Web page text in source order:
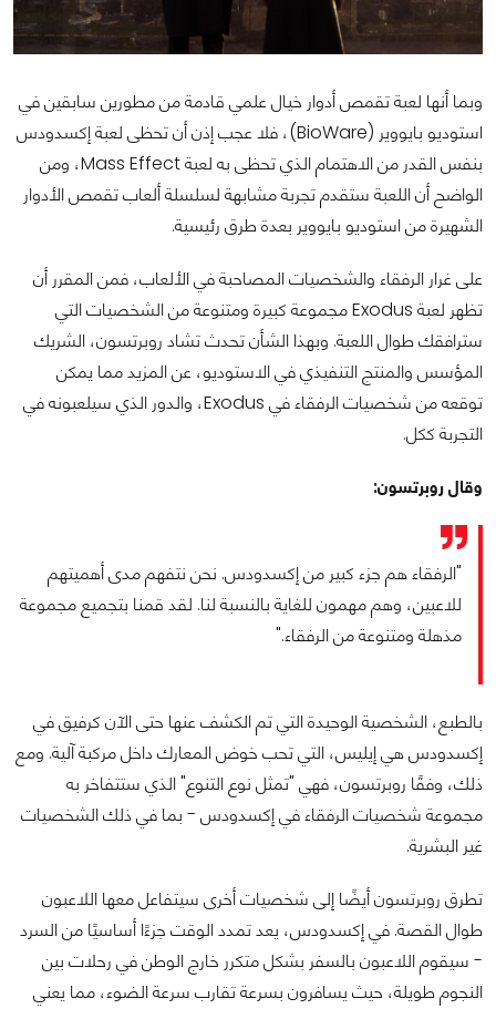
وبما أنها لعبة تقمص أدوار خيال علمي قادمة من مطورين سابقين في
استوديو بايووير (BioWare)، فلا عجب إذن أن تحظى لعبة إكسدودس
بنفس القدر من الاهتمام الذي تحظى به لعبة Mass Effect، ومن
الواضح أن اللعبة ستقدم تجربة مشابهة لسلسلة ألعاب تقمص الأدوار
الشهيرة من استوديو بايووير بعدة طرق رئيسية.
على غرار الرفقاء والشخصيات المصاحبة في الألعاب، فمن المقرر أن
تظهر لعبة Exodus مجموعة كبيرة ومتنوعة من الشخصيات التي
سترافقك طوال اللعبة. وبهذا الشأن تحدث تشاد روبرتسون، الشريك
المؤسس والمنتج التنفيذي في الاستوديو، عن المزيد مما يمكن
توقعه من شخصيات الرفقاء في Exodus، والدور الذي سيلعبونه في
التجربة ككل.
وقال روبرتسون:
"الرفقاء هم جزء كبير من إكسدودس. نحن نتفهم مدى أهميتهم
للاعبين، وهم مهمون للغاية بالنسبة لنا. لقد قمنا بتجميع مجموعة
مذهلة ومتنوعة من الرفقاء."
بالطبع، الشخصية الوحيدة التي تم الكشف عنها حتى الآن كرفيق في
إكسدودس هي إيليس، التي تحب خوض المعارك داخل مركبة آلية. ومع
ذلك، وفقًا روبرتسون، فهي "تمثل نوع التنوع" الذي ستتفاخر به
مجموعة شخصيات الرفقاء في إكسدودس - بما في ذلك الشخصيات
غير البشرية.
تطرق روبرتسون أيضًا إلى شخصيات أخرى سيتفاعل معها اللاعبون
طوال القصة. في إكسدودس، يعد تمدد الوقت جزءًا أساسيًا من السرد
- سيقوم اللاعبون بالسفر بشكل متكرر خارج الوطن في رحلات بين
النجوم طويلة، حيث يسافرون بسرعة تقارب سرعة الضوء، مما يعني